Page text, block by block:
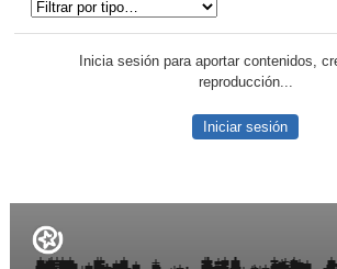
Inicia sesión para aportar contenidos,
reproducción...
Iniciar sesión